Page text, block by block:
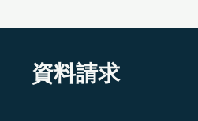
資料請求